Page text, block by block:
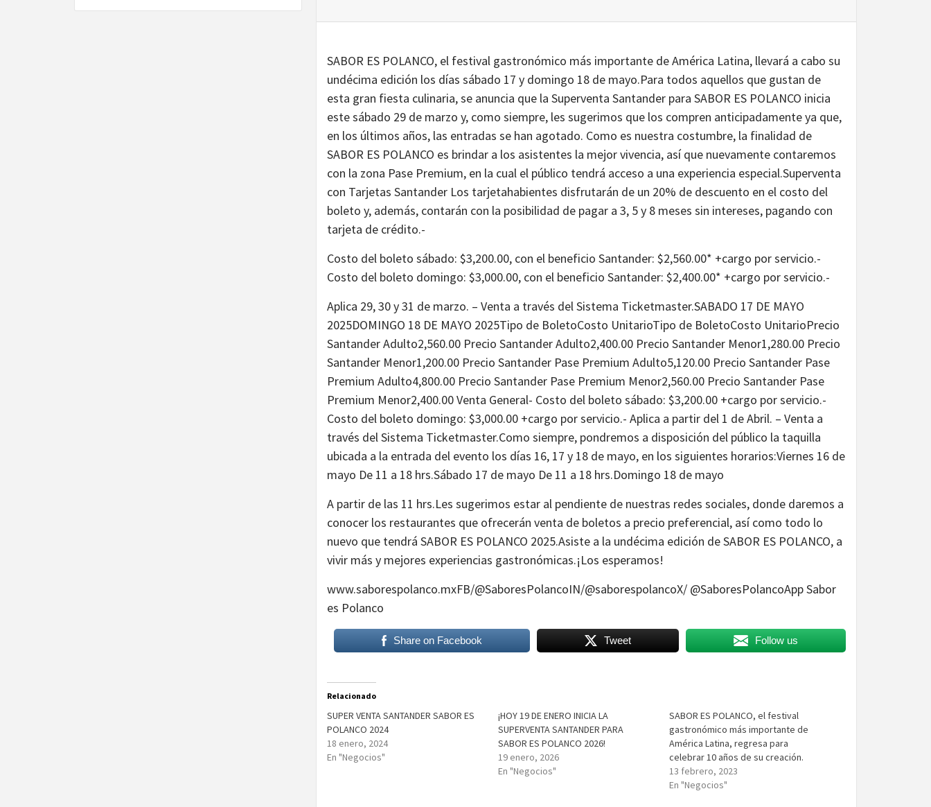
SABOR ES POLANCO, el festival gastronómico más importante de América Latina, llevará a cabo su
undécima edición los días sábado 17 y domingo 18 de mayo.Para todos aquellos que gustan de
esta gran fiesta culinaria, se anuncia que la Superventa Santander para SABOR ES POLANCO inicia
este sábado 29 de marzo y, como siempre, les sugerimos que los compren anticipadamente ya que,
en los últimos años, las entradas se han agotado. Como es nuestra costumbre, la finalidad de
SABOR ES POLANCO es brindar a los asistentes la mejor vivencia, así que nuevamente contaremos
con la zona Pase Premium, en la cual el público tendrá acceso a una experiencia especial.Superventa
con Tarjetas Santander Los tarjetahabientes disfrutarán de un 20% de descuento en el costo del
boleto y, además, contarán con la posibilidad de pagar a 3, 5 y 8 meses sin intereses, pagando con
tarjeta de crédito.-
Costo del boleto sábado: $3,200.00, con el beneficio Santander: $2,560.00* +cargo por servicio.-
Costo del boleto domingo: $3,000.00, con el beneficio Santander: $2,400.00* +cargo por servicio.-
Aplica 29, 30 y 31 de marzo. – Venta a través del Sistema Ticketmaster.SABADO 17 DE MAYO
2025DOMINGO 18 DE MAYO 2025Tipo de BoletoCosto UnitarioTipo de BoletoCosto UnitarioPrecio
Santander Adulto2,560.00 Precio Santander Adulto2,400.00 Precio Santander Menor1,280.00 Precio
Santander Menor1,200.00 Precio Santander Pase Premium Adulto5,120.00 Precio Santander Pase
Premium Adulto4,800.00 Precio Santander Pase Premium Menor2,560.00 Precio Santander Pase
Premium Menor2,400.00 Venta General- Costo del boleto sábado: $3,200.00 +cargo por servicio.-
Costo del boleto domingo: $3,000.00 +cargo por servicio.- Aplica a partir del 1 de Abril. – Venta a
través del Sistema Ticketmaster.Como siempre, pondremos a disposición del público la taquilla
ubicada a la entrada del evento los días 16, 17 y 18 de mayo, en los siguientes horarios:Viernes 16 de
mayo De 11 a 18 hrs.Sábado 17 de mayo De 11 a 18 hrs.Domingo 18 de mayo
A partir de las 11 hrs.Les sugerimos estar al pendiente de nuestras redes sociales, donde daremos a
conocer los restaurantes que ofrecerán venta de boletos a precio preferencial, así como todo lo
nuevo que tendrá SABOR ES POLANCO 2025.Asiste a la undécima edición de SABOR ES POLANCO, a
vivir más y mejores experiencias gastronómicas.¡Los esperamos!
www.saborespolanco.mxFB/@SaboresPolancoIN/@saborespolancoX/ @SaboresPolancoApp Sabor
es Polanco
Share on Facebook Tweet Follow us
Relacionado
SUPER VENTA SANTANDER SABOR ES
POLANCO 2024
18 enero, 2024
En "Negocios"
¡HOY 19 DE ENERO INICIA LA
SUPERVENTA SANTANDER PARA
SABOR ES POLANCO 2026!
19 enero, 2026
En "Negocios"
SABOR ES POLANCO, el festival
gastronómico más importante de
América Latina, regresa para
celebrar 10 años de su creación.
13 febrero, 2023
En "Negocios"